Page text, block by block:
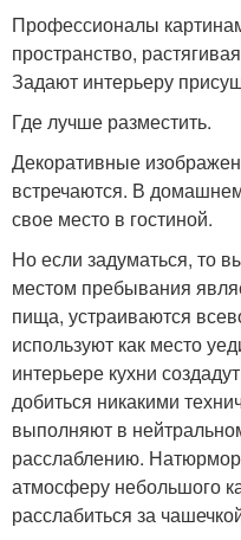
Профессионалы
пространство,
Задают интерьеру
Где лучше разместить.
Декоративные
встречаются. В
свое место в гостиной.
Но если задуматься, то
местом пребывания
пища, устраиваются
используют как место
интерьере кухни
добиться никакими
выполняют в
расслаблению.
атмосферу небольшого
расслабиться за